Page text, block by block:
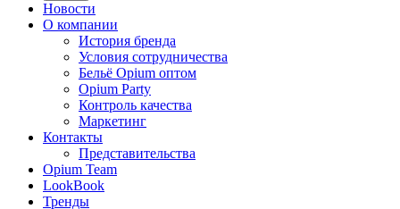
Новости
О компании
История бренда
Условия сотрудничества
Бельё Opium оптом
Opium Party
Контроль качества
Маркетинг
Контакты
Представительства
Opium Team
LookBook
Тренды